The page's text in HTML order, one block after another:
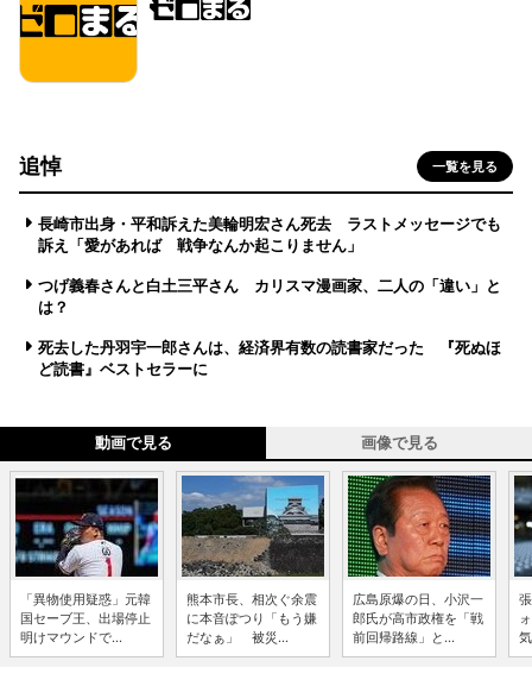
追悼 一覧を見る
長崎市出身・平和訴えた美輪明宏さん死去 ラストメッセージでも
訴え「愛があれば 戦争なんか起こりません」
つげ義春さんと白土三平さん カリスマ漫画家、二人の「違い」と
は？
死去した丹羽宇一郎さんは、経済界有数の読書家だった 『死ぬほ
ど読書』ベストセラーに
動画で見る 画像で見る
「異物使用疑惑」元韓
国セーブ王、出場停止
明けマウンドで...
熊本市長、相次ぐ余震
に本音ぽつり「もう嫌
だなぁ」 被災...
広島原爆の日、小沢一
郎氏が高市政権を「戦
前回帰路線」と...